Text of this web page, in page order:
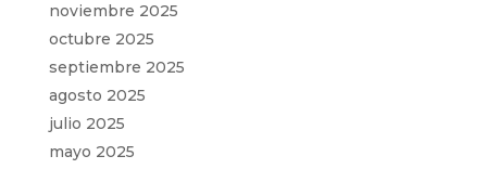
noviembre 2025
octubre 2025
septiembre 2025
agosto 2025
julio 2025
mayo 2025